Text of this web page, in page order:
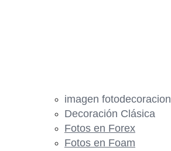
imagen fotodecoracion
Decoración Clásica
Fotos en Forex
Fotos en Foam